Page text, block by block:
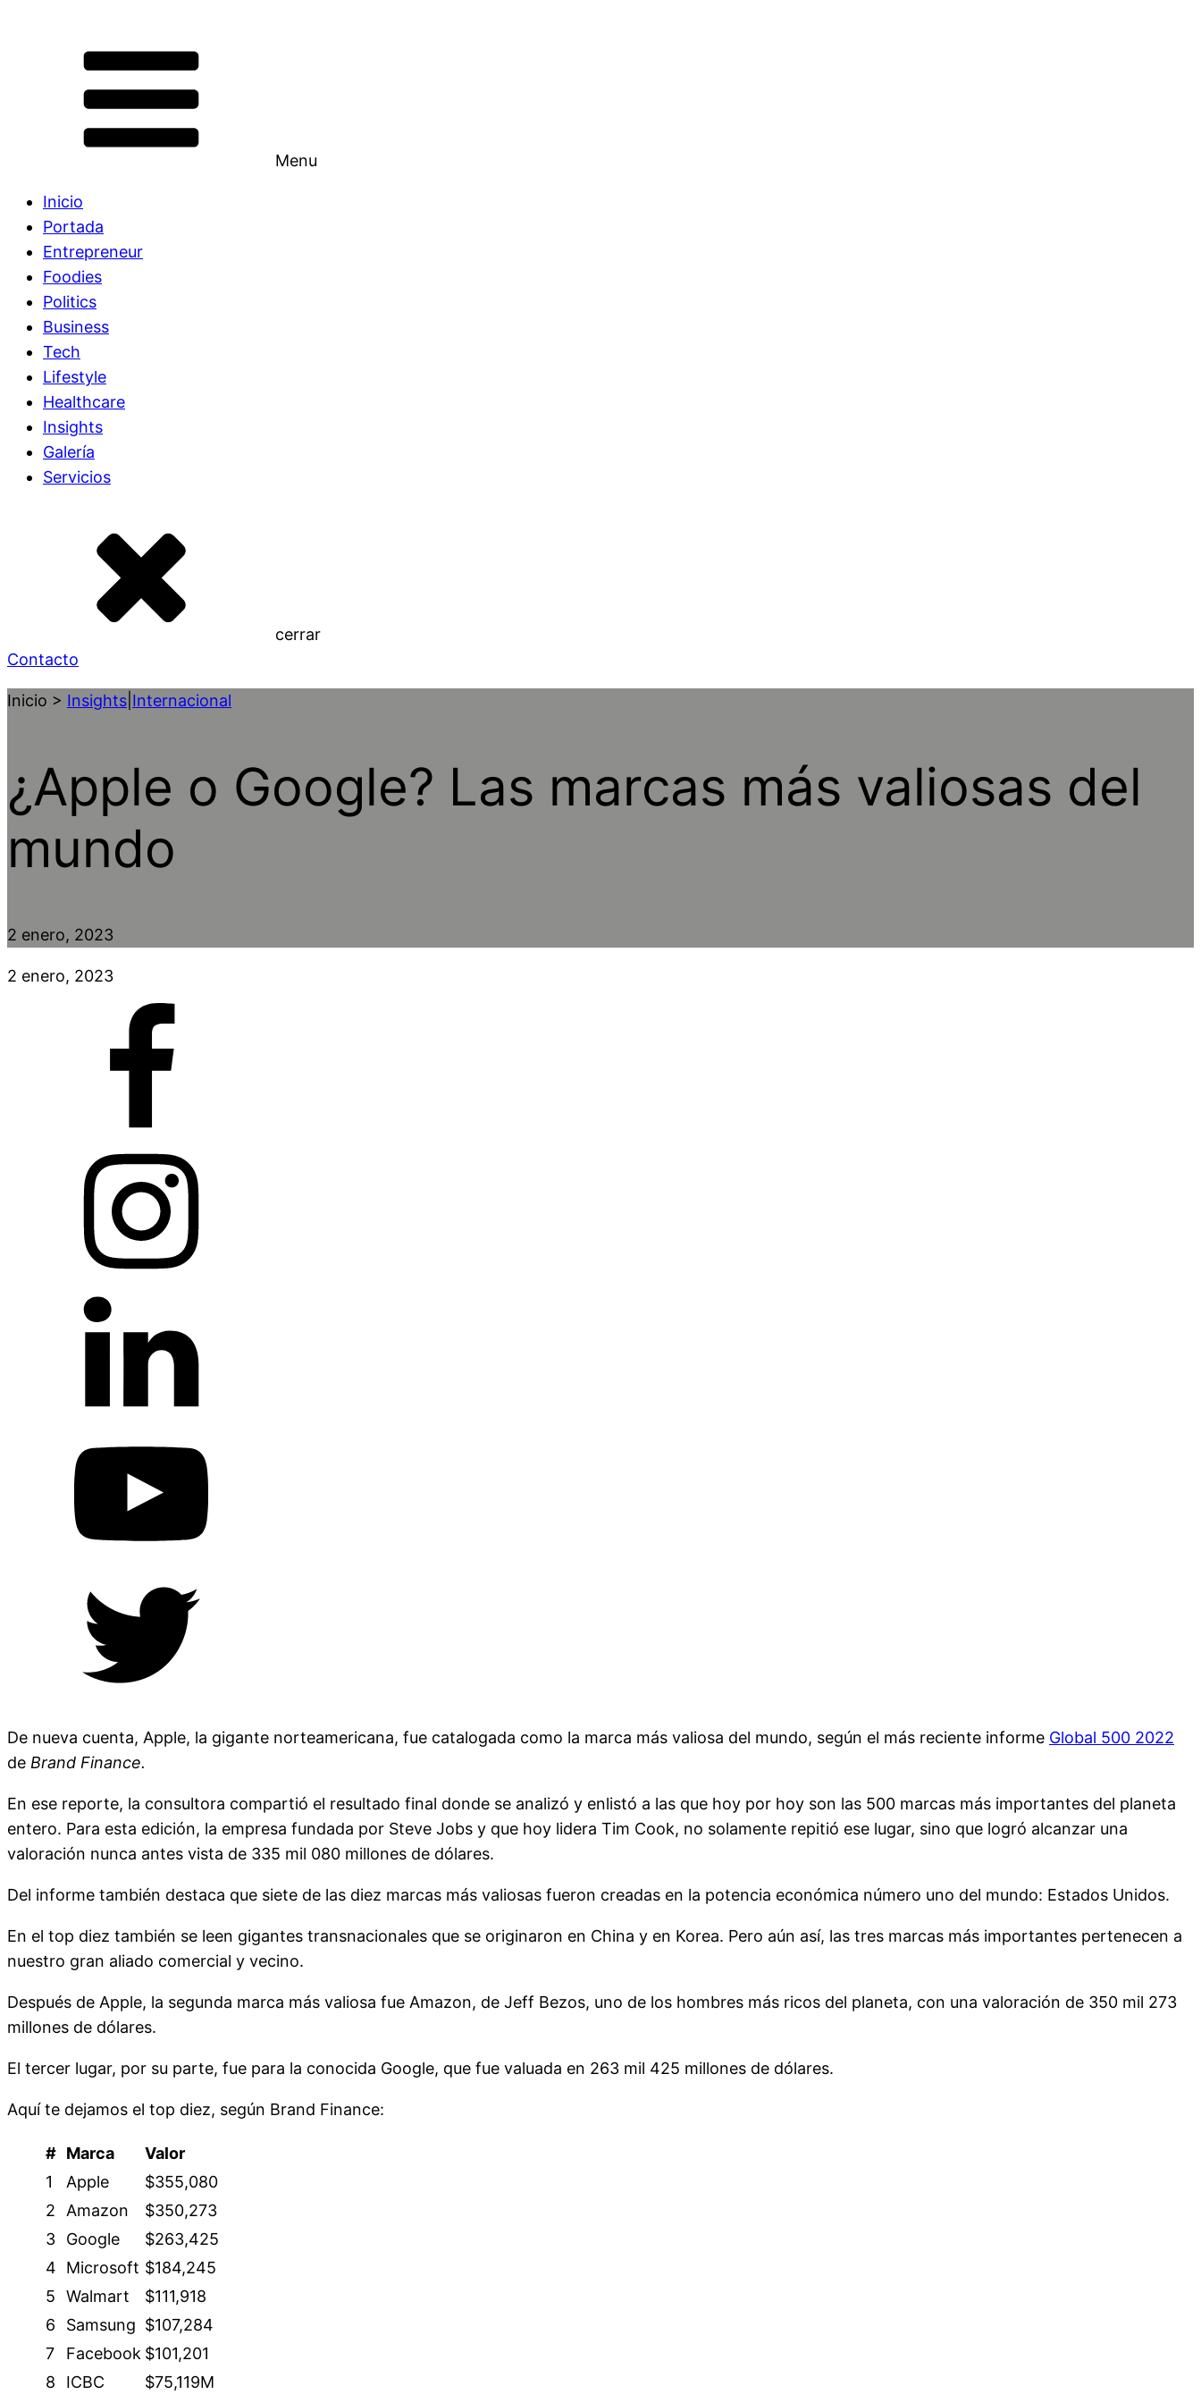
Menu
Inicio
Portada
Entrepreneur
Foodies
Politics
Business
Tech
Lifestyle
Healthcare
Insights
Galería
Servicios
cerrar
Contacto
Inicio > Insights Internacional
¿Apple o Google? Las marcas más valiosas del
mundo
2 enero, 2023
2 enero, 2023
De nueva cuenta, Apple, la gigante norteamericana, fue catalogada como la marca más valiosa del mundo, según el más reciente informe Global 500 2022
de Brand Finance.
En ese reporte, la consultora compartió el resultado final donde se analizó y enlistó a las que hoy por hoy son las 500 marcas más importantes del planeta
entero. Para esta edición, la empresa fundada por Steve Jobs y que hoy lidera Tim Cook, no solamente repitió ese lugar, sino que logró alcanzar una
valoración nunca antes vista de 335 mil 080 millones de dólares.
Del informe también destaca que siete de las diez marcas más valiosas fueron creadas en la potencia económica número uno del mundo: Estados Unidos.
En el top diez también se leen gigantes transnacionales que se originaron en China y en Korea. Pero aún así, las tres marcas más importantes pertenecen a
nuestro gran aliado comercial y vecino.
Después de Apple, la segunda marca más valiosa fue Amazon, de Jeff Bezos, uno de los hombres más ricos del planeta, con una valoración de 350 mil 273
millones de dólares.
El tercer lugar, por su parte, fue para la conocida Google, que fue valuada en 263 mil 425 millones de dólares.
Aquí te dejamos el top diez, según Brand Finance:
# Marca
Valor
1
Apple
$355,080
2
Amazon
$350,273
3
Google
$263,425
4
Microsoft $184,245
5
Walmart
$111,918
6
Samsung $107,284
7
Facebook $101,201
8
ICBC
$75,119M